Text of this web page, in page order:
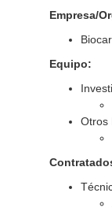
Empresa/
Equipo:
Otros